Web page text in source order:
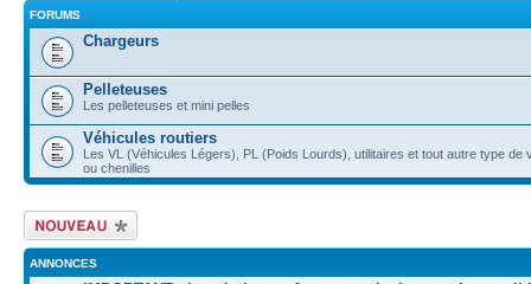
FORUMS
Chargeurs
Pelleteuses
Les pelleteuses et mini pelles
Véhicules routiers
Les VL (Véhicules Légers), PL (Poids Lourds), utilitaires et tout autre type de
ou chenilles
Écrire un nouveau
sujet
ANNONCES